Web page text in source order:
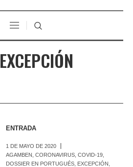
EXCEPCIÓN
ENTRADA
1 DE MAYO DE 2020
AGAMBEN ,CORONAVIRUS ,COVID-19
DOSSIER EN PORTUGUÉS EXCEPCIÓN